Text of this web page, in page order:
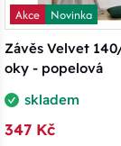
Akce
Novinka
Závěs Velvet
oky - popelová
skladem
347 Kč